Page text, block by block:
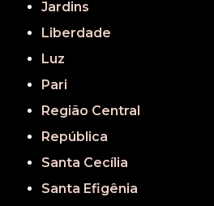
Jardins
Liberdade
Luz
Pari
Região Central
República
Santa Cecília
Santa Efigênia